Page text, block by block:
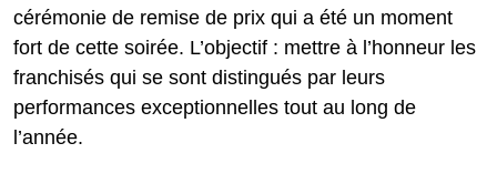
cérémonie de remise de prix qui a été un moment
fort de cette soirée. L’objectif : mettre à l’honneur les
franchisés qui se sont distingués par leurs
performances exceptionnelles tout au long de
l’année.